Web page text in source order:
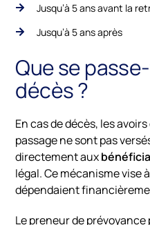
Jusqu’à 5 ans avant la
Jusqu’à 5 ans après
Que se
décès ?
En cas de décès, les
passage ne sont pas
directement aux
légal. Ce mécanisme vise à
dépendaient
Le preneur de